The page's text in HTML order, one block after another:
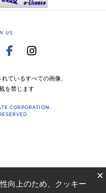
US
ているすべての画像、
を禁じます
CORPORATION.
×
向上のため、クッキー